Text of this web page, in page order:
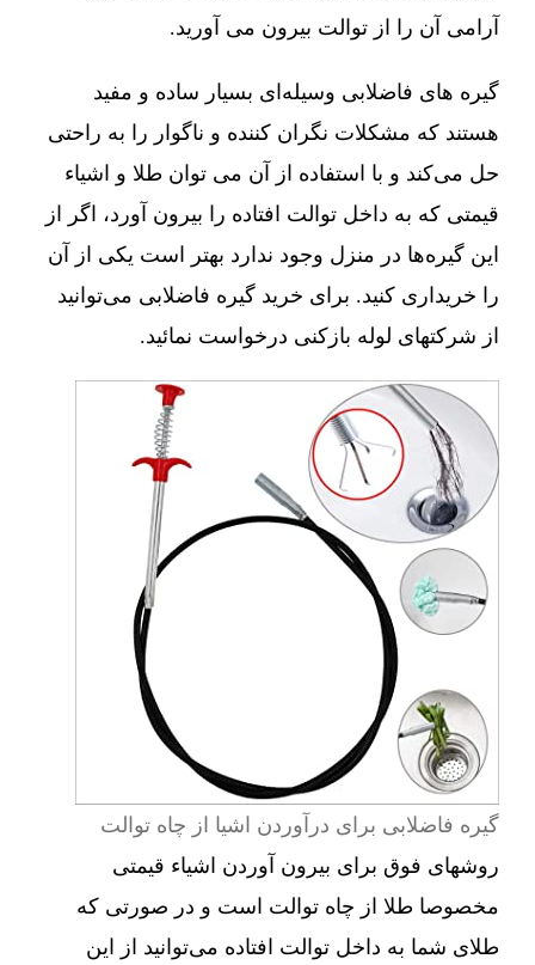
آرامی آن را از توالت بیرون می آورید.
گیره های فاضلابی وسیله‌ای بسیار ساده و مفید
هستند که مشکلات نگران کننده و ناگوار را به راحتی
حل می‌کند و با استفاده از آن می توان طلا و اشیاء
قیمتی که به داخل توالت افتاده را بیرون آورد، اگر از
این گیره‌ها در منزل وجود ندارد بهتر است یکی از آن
را خریداری کنید. برای خرید گیره فاضلابی می‌توانید
از شرکتهای لوله بازکنی درخواست نمائید.
گیره فاضلابی برای درآوردن اشیا از چاه توالت
روشهای فوق برای بیرون آوردن اشیاء قیمتی
مخصوصا طلا از چاه توالت است و در صورتی که
طلای شما به داخل توالت افتاده می‌توانید از این